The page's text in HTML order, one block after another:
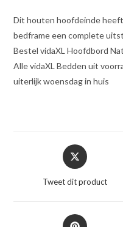
Dit houten hoofdeinde
bedframe een complete
Bestel vidaXL Hoofdbord
Alle vidaXL Bedden uit
uiterlijk woensdag in huis
Opent
in
nieuw
Tweet dit product
Opent